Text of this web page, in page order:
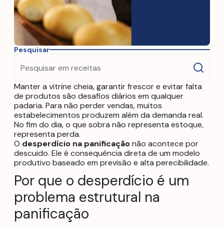
Pesquisar
Manter a vitrine cheia, garantir frescor e evitar falta
de produtos são desafios diários em qualquer
padaria. Para não perder vendas, muitos
estabelecimentos produzem além da demanda real.
No fim do dia, o que sobra não representa estoque,
representa perda.
O desperdício na panificaçãonão acontece por
descuido. Ele é consequência direta de um modelo
produtivo baseado em previsão e alta perecibilidade.
Por que o desperdício é um
problema estrutural na
panificação